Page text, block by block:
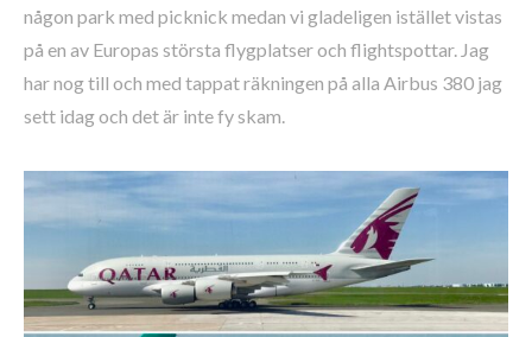
någon park med picknick medan vi gladeligen istället vistas
på en av Europas största flygplatser och flightspottar. Jag
har nog till och med tappat räkningen på alla Airbus 380 jag
sett idag och det är inte fy skam.